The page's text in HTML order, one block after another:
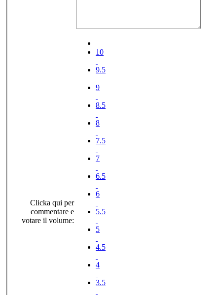
Clicka qui per
commentare e
votare il volume:
10
9.5
9
8.5
8
7.5
7
6.5
6
5.5
5
4.5
4
3.5